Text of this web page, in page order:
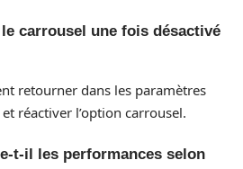
carrousel une fois désactivé
retourner dans les paramètres
réactiver l’option carrousel.
t-il les performances selon